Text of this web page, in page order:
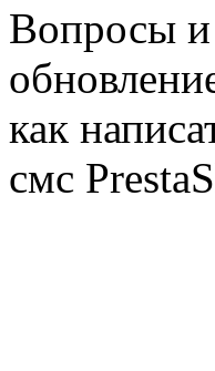
Вопросы и
как
смс